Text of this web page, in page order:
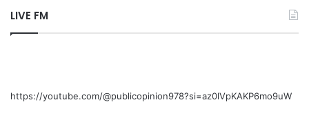
LIVE FM
https://youtube.com/@publicopinion978?si=az0lVpKAKP6mo9uW